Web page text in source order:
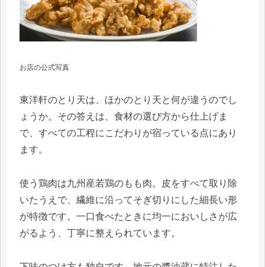
お店の公式写真
東洋軒のとり天は、ほかのとり天と何が違うのでし
ょうか。その答えは、食材の選び方から仕上げま
で、すべての工程にこだわりが宿っている点にあり
ます。
使う鶏肉は九州産若鶏のもも肉。皮をすべて取り除
いたうえで、繊維に沿ってそぎ切りにした細長い形
が特徴です。一口食べたときに均一においしさが広
がるよう、丁寧に整えられています。